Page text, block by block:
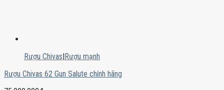
Rượu Chivas|Rượu mạnh
Rượu Chivas 62 Gun Salute chính hãng